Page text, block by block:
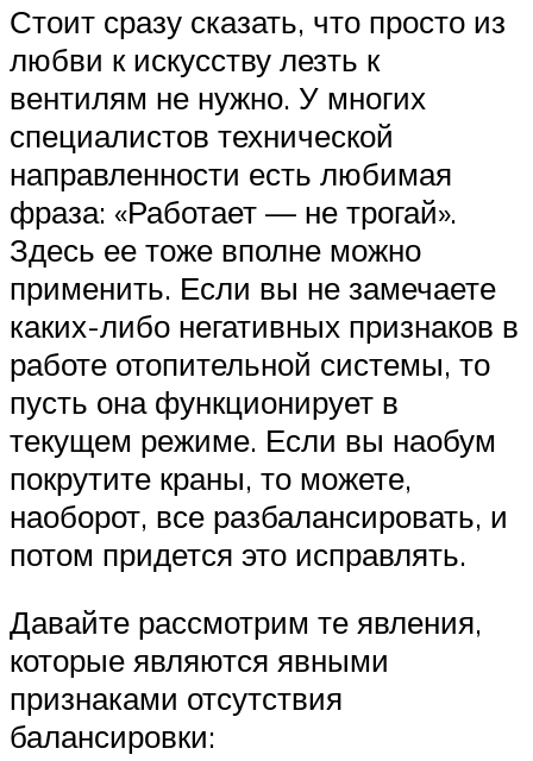
Стоит сразу сказать, что просто из
любви к искусству лезть к
вентилям не нужно. У многих
специалистов технической
направленности есть любимая
фраза: «Работает — не трогай».
Здесь ее тоже вполне можно
применить. Если вы не замечаете
каких-либо негативных признаков в
работе отопительной системы, то
пусть она функционирует в
текущем режиме. Если вы наобум
покрутите краны, то можете,
наоборот, все разбалансировать, и
потом придется это исправлять.
Давайте рассмотрим те явления,
которые являются явными
признаками отсутствия
балансировки: